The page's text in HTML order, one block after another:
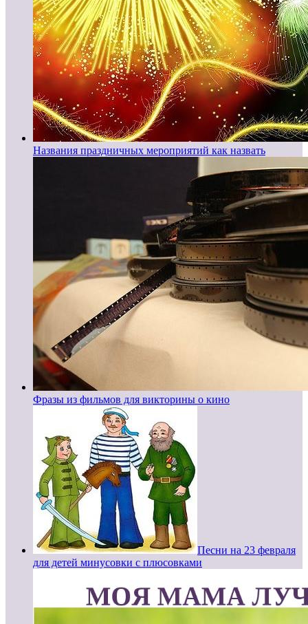
Названия праздничных мероприятий как назвать
Фразы из фильмов для викторины о кино
Песни на 23 февраля
для детей минусовки с плюсовками